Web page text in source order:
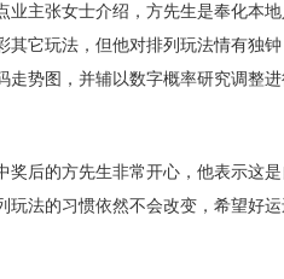
主张女士介绍，方先生是奉化本地
其它玩法，但他对排列玩法情有独
走势图，并辅以数字概率研究调整
后的方先生非常开心，他表示这是
玩法的习惯依然不会改变，希望好运